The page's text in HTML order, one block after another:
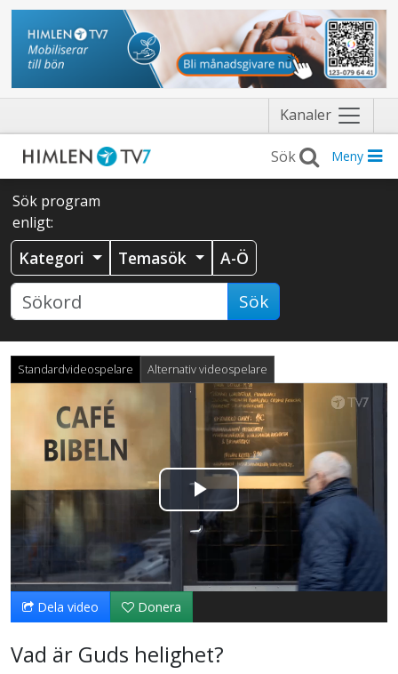
Kanaler Näytä
valikko
Meny
Sök program
enligt:
Kategori Temasök A-Ö
Sök
Standardvideospelare Alternativ videospelare
Spela
upp
video
Dela video Donera
Vad är Guds helighet?